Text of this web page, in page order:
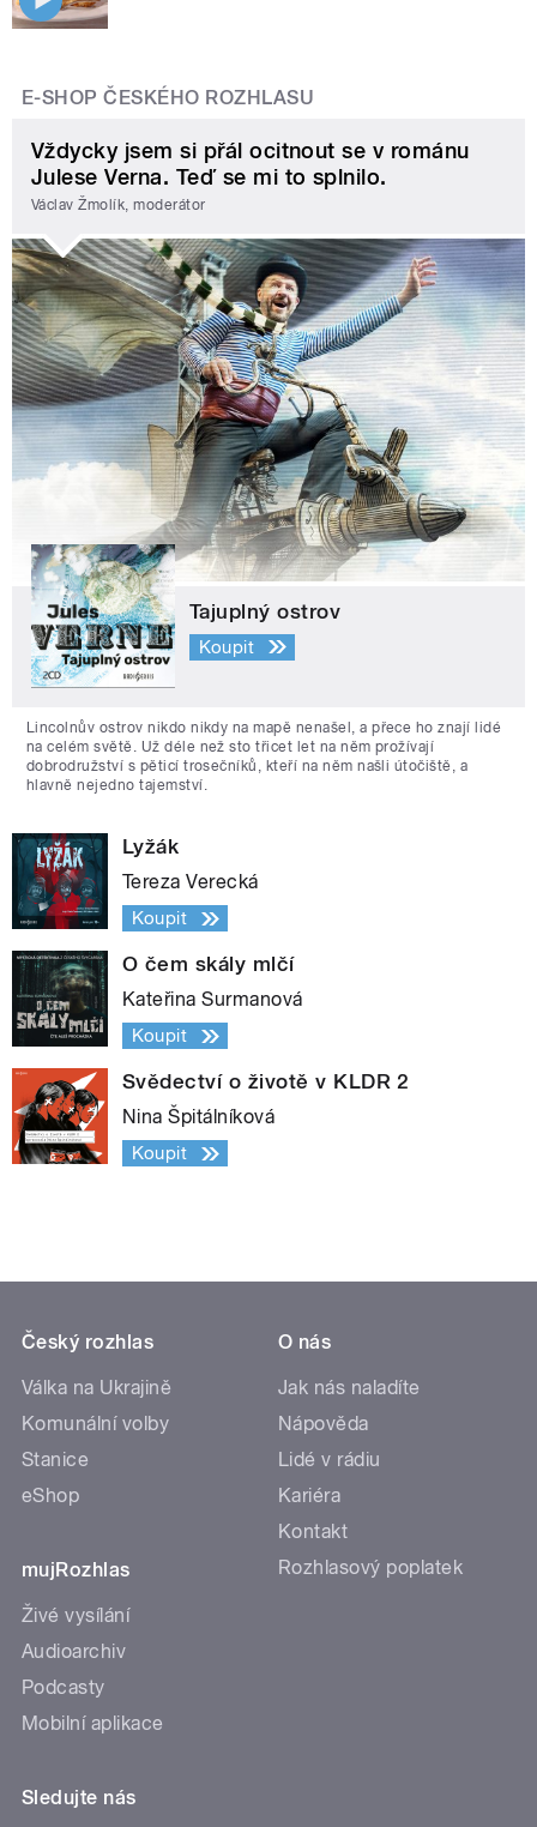
E-SHOP ČESKÉHO ROZHLASU
Vždycky jsem si přál ocitnout se v románu
Julese Verna. Teď se mi to splnilo.
Václav Žmolík, moderátor
Tajuplný ostrov
Koupit
Lincolnův ostrov nikdo nikdy na mapě nenašel, a přece ho znají lidé
na celém světě. Už déle než sto třicet let na něm prožívají
dobrodružství s pěticí trosečníků, kteří na něm našli útočiště, a
hlavně nejedno tajemství.
Lyžák
Tereza Verecká
Koupit
O čem skály mlčí
Kateřina Surmanová
Koupit
Svědectví o životě v KLDR 2
Nina Špitálníková
Koupit
Český rozhlas
Válka na Ukrajině
Komunální volby
Stanice
eShop
mujRozhlas
Živé vysílání
Audioarchiv
Podcasty
Mobilní aplikace
O nás
Jak nás naladíte
Nápověda
Lidé v rádiu
Kariéra
Kontakt
Rozhlasový poplatek
Sledujte nás